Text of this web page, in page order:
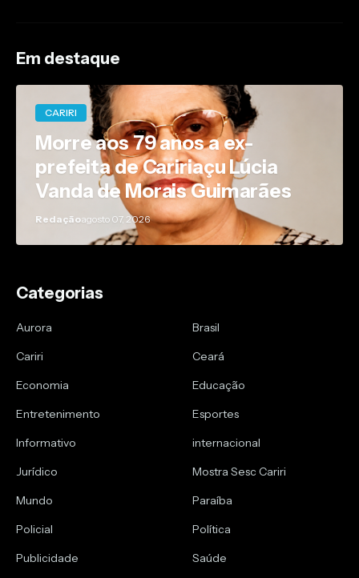
Em destaque
CARIRI
Morre aos 79 anos a ex-
prefeita de Caririaçu Lúcia
Vanda de Morais Guimarães
Redaçãoagosto 07, 2026
Categorias
Aurora
Brasil
Cariri
Ceará
Economia
Educação
Entretenimento
Esportes
Informativo
internacional
Jurídico
Mostra Sesc Cariri
Mundo
Paraíba
Policial
Política
Publicidade
Saúde